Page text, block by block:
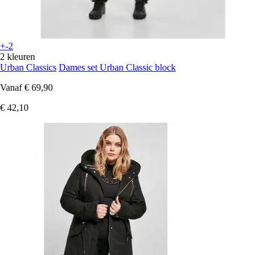
+-2
2 kleuren
Urban Classics Dames set Urban Classic block
Vanaf € 69,90
€ 42,10